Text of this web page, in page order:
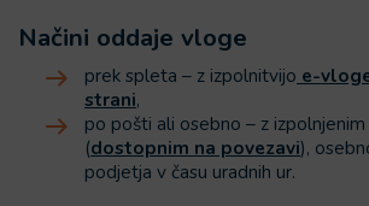
Načini oddaje vloge
prek spleta – z izpolnitvijo e-
strani,
po pošti ali osebno – z
(dostopnim na povezavi),
podjetja v času uradnih ur.